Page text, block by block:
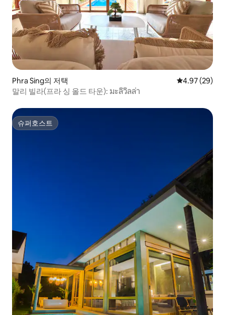
Phra Sing의 저택 평점 4.97점(5
4.97 (29)
말리 빌라(프라 싱 올드 타운): มะลิวิลล่า
슈퍼호스트
슈퍼호스트